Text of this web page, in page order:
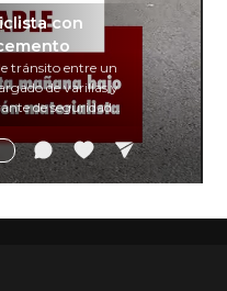
con
tránsito entre un
de varillas y
de seguridad
motociclistas.